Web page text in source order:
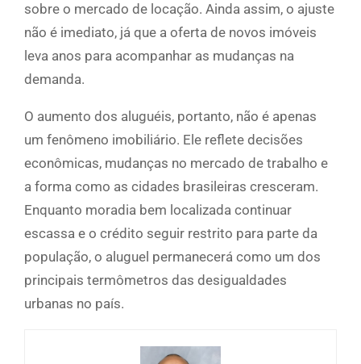
sobre o mercado de locação. Ainda assim, o ajuste
não é imediato, já que a oferta de novos imóveis
leva anos para acompanhar as mudanças na
demanda.
O aumento dos aluguéis, portanto, não é apenas
um fenômeno imobiliário. Ele reflete decisões
econômicas, mudanças no mercado de trabalho e
a forma como as cidades brasileiras cresceram.
Enquanto moradia bem localizada continuar
escassa e o crédito seguir restrito para parte da
população, o aluguel permanecerá como um dos
principais termômetros das desigualdades
urbanas no país.